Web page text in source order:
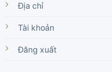
Địa chỉ
Tài khoản
Đăng xuất